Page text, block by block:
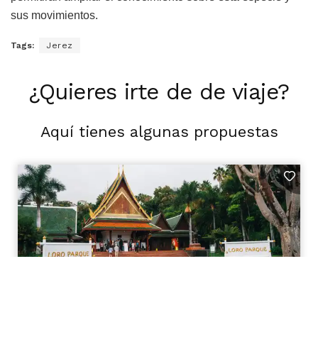
sus movimientos.
Tags: Jerez
¿Quieres irte de de viaje?
Aquí tienes algunas propuestas